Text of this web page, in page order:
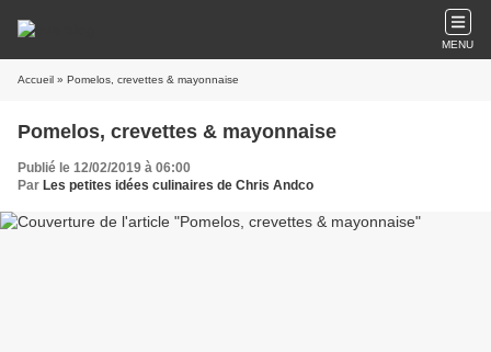
MENU
Accueil » Pomelos, crevettes & mayonnaise
Pomelos, crevettes & mayonnaise
Publié le 12/02/2019 à 06:00
Par Les petites idées culinaires de Chris Andco